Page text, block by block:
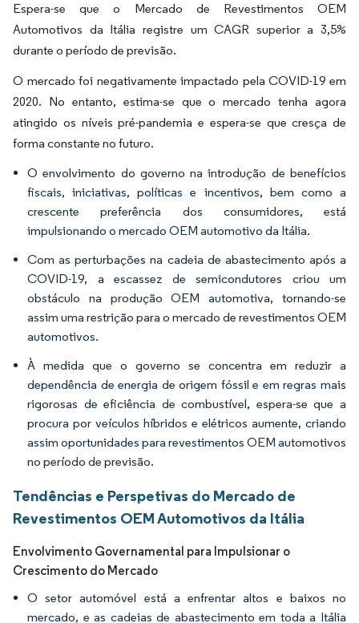
Espera-se que o Mercado de Revestimentos OEM
Automotivos da Itália registre um CAGR superior a 3,5%
durante o período de previsão.
O mercado foi negativamente impactado pela COVID-19 em
2020. No entanto, estima-se que o mercado tenha agora
atingido os níveis pré-pandemia e espera-se que cresça de
forma constante no futuro.
O envolvimento do governo na introdução de benefícios
fiscais, iniciativas, políticas e incentivos, bem como a
crescente preferência dos consumidores, está
impulsionando o mercado OEM automotivo da Itália.
Com as perturbações na cadeia de abastecimento após a
COVID-19, a escassez de semicondutores criou um
obstáculo na produção OEM automotiva, tornando-se
assim uma restrição para o mercado de revestimentos OEM
automotivos.
À medida que o governo se concentra em reduzir a
dependência de energia de origem fóssil e em regras mais
rigorosas de eficiência de combustível, espera-se que a
procura por veículos híbridos e elétricos aumente, criando
assim oportunidades para revestimentos OEM automotivos
no período de previsão.
Tendências e Perspetivas do Mercado de
Revestimentos OEM Automotivos da Itália
Envolvimento Governamental para Impulsionar o
Crescimento do Mercado
O setor automóvel está a enfrentar altos e baixos no
mercado, e as cadeias de abastecimento em toda a Itália